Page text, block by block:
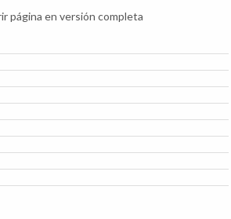
página en versión completa